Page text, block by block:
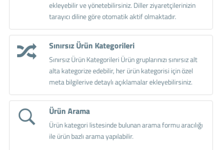
ekleyebilir ve yönetebilirsiniz. Diller ziyaretçilerinizin
tarayıcı diline göre otomatik aktif olmaktadır.
Sınırsız Ürün Kategorileri
Sınırsız Ürün Kategorileri Ürün gruplarınızı sınırsız alt
alta kategorize edebilir, her ürün kategorisi için özel
meta bilgilerive detaylı açıklamalar ekleyebilirsiniz.
Ürün Arama
Ürün kategori listesinde bulunan arama formu aracılığı
ile ürün bazlı arama yapılabilir.